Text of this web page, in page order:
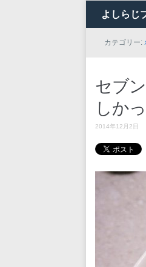
よしらじ
カテゴリー:
セブ
しか
2014年12月2日